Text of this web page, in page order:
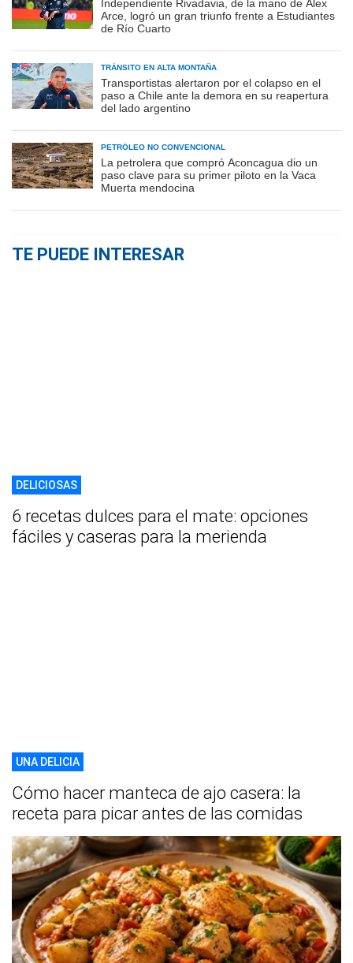
Independiente Rivadavia, de la mano de Álex
Arce, logró un gran triunfo frente a Estudiantes
de Río Cuarto
TRÁNSITO EN ALTA MONTAÑA
Transportistas alertaron por el colapso en el
paso a Chile ante la demora en su reapertura
del lado argentino
PETRÓLEO NO CONVENCIONAL
La petrolera que compró Aconcagua dio un
paso clave para su primer piloto en la Vaca
Muerta mendocina
TE PUEDE INTERESAR
DELICIOSAS
6 recetas dulces para el mate: opciones
fáciles y caseras para la merienda
UNA DELICIA
Cómo hacer manteca de ajo casera: la
receta para picar antes de las comidas